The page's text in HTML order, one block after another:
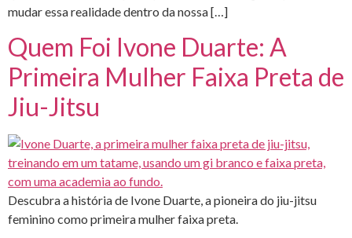
mudar essa realidade dentro da nossa […]
Quem Foi Ivone Duarte: A
Primeira Mulher Faixa Preta de
Jiu-Jitsu
Descubra a história de Ivone Duarte, a pioneira do jiu-jitsu
feminino como primeira mulher faixa preta.